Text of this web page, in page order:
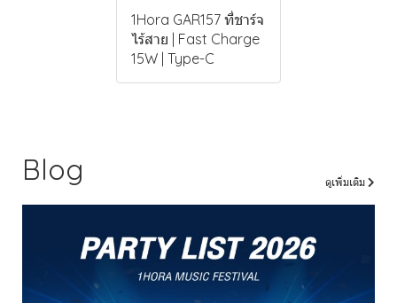
1Hora GAR157 ที่ชาร์จ
ไร้สาย | Fast Charge
15W | Type-C
Blog ดูเพิ่มเติม